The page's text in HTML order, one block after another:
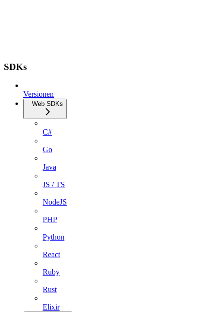
SDKs
Versionen
Web SDKs
C#
Go
Java
JS / TS
NodeJS
PHP
Python
React
Ruby
Rust
Elixir